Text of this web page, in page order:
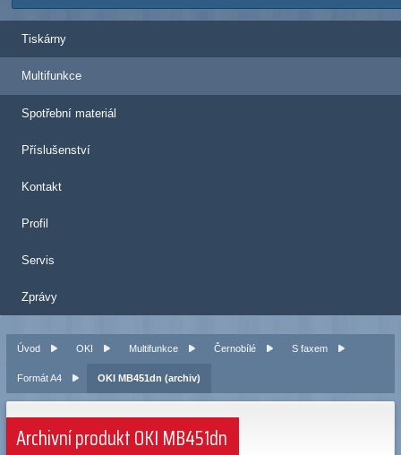
Tiskárny
Multifunkce
Spotřební materiál
Příslušenství
Kontakt
Profil
Servis
Zprávy
Úvod OKI Multifunkce Černobílé S faxem
Formát A4 OKI MB451dn (archiv)
Archivní produkt OKI MB451dn